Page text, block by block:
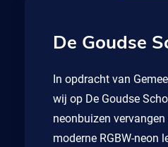
De Goudse
In opdracht van
wij op De Goudse
neonbuizen
moderne RGBW-neon